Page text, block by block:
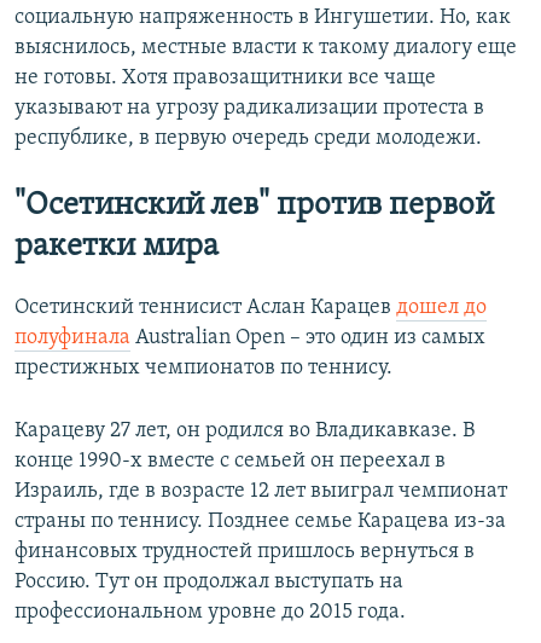
социальную напряженность в Ингушетии. Но, как
выяснилось, местные власти к такому диалогу еще
не готовы. Хотя правозащитники все чаще
указывают на угрозу радикализации протеста в
республике, в первую очередь среди молодежи.
"Осетинский лев" против первой
ракетки мира
Осетинский теннисист Аслан Карацев дошел до
полуфинала Australian Open – это один из самых
престижных чемпионатов по теннису.
Карацеву 27 лет, он родился во Владикавказе. В
конце 1990-х вместе с семьей он переехал в
Израиль, где в возрасте 12 лет выиграл чемпионат
страны по теннису. Позднее семье Карацева из-за
финансовых трудностей пришлось вернуться в
Россию. Тут он продолжал выступать на
профессиональном уровне до 2015 года.